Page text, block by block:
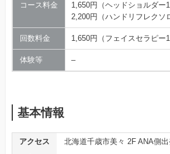
コース料金
1,650円（ヘッドショルダー
2,200円（ハンドリフレクソ
回数料金 1,650円（フェイスセラピー
体験等 –
基本情報
アクセス
北海道千歳市美々 2F ANA側